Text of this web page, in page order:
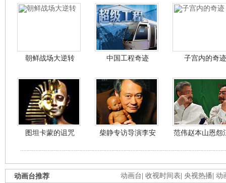
朝鲜战场大逆转 中国工程奇迹 子宫内的奇迹
图坦卡蒙的诅咒 柴静专访导演李安 范伟赵本山恩怨
动画台 收视时间表 央视热播 动
动画台推荐